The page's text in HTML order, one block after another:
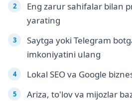
Eng zarur sahifalar bilan
yarating
Saytga yoki Telegram
imkoniyatini ulang
Lokal SEO va Google
Ariza, to'lov va mijozlar